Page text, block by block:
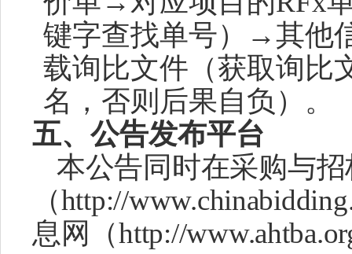
键字查找单号）→其他
载询比文件（获取询比
名，否则后果自负）。
五、公告发布平台
本公告同时在采购与
（http://
息网（http://